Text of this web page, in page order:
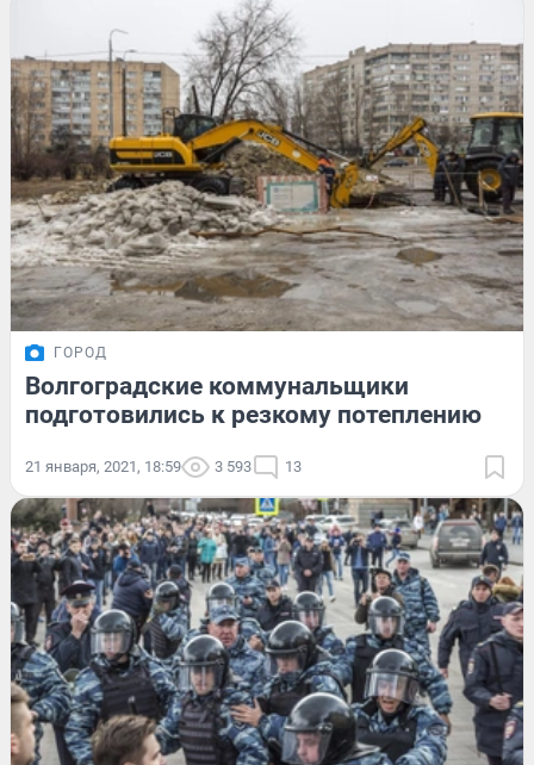
ГОРОД
Волгоградские коммунальщики
подготовились к резкому потеплению
21 января, 2021, 18:59 3 593 13